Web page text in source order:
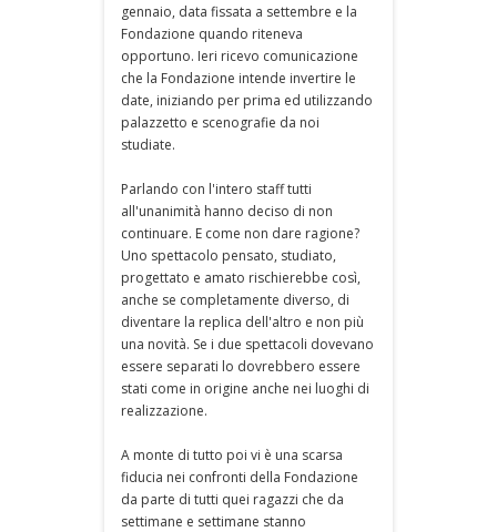
gennaio, data fissata a settembre e la
Fondazione quando riteneva
opportuno. Ieri ricevo comunicazione
che la Fondazione intende invertire le
date, iniziando per prima ed utilizzando
palazzetto e scenografie da noi
studiate.
Parlando con l'intero staff tutti
all'unanimità hanno deciso di non
continuare. E come non dare ragione?
Uno spettacolo pensato, studiato,
progettato e amato rischierebbe così,
anche se completamente diverso, di
diventare la replica dell'altro e non più
una novità. Se i due spettacoli dovevano
essere separati lo dovrebbero essere
stati come in origine anche nei luoghi di
realizzazione.
A monte di tutto poi vi è una scarsa
fiducia nei confronti della Fondazione
da parte di tutti quei ragazzi che da
settimane e settimane stanno